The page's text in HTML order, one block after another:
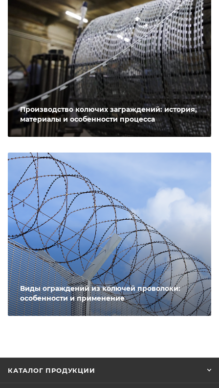
Производство колючих заграждений: история,
материалы и особенности процесса
Виды ограждений из колючей проволоки:
особенности и применение
КАТАЛОГ ПРОДУКЦИИ